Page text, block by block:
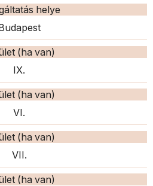
helye
(ha van)
IX.
(ha van)
VI.
(ha van)
VII.
(ha van)